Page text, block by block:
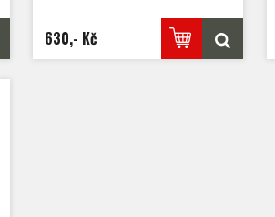
další barva.
3: Automaticky režim změny barvy.
Stiskněte dotykové tlačítko na poslední
630,- Kč